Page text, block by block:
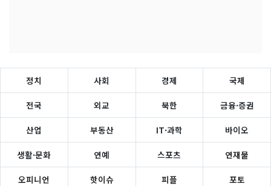
정치 사회 경제 국제
전국 외교 북한 금융·증권
산업 부동산 IT·과학 바이오
생활·문화 연예 스포츠 연재물
오피니언 핫이슈 피플 포토